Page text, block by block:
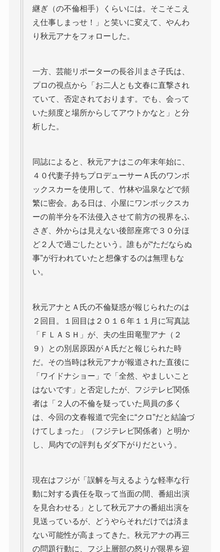
継ぎ（の不倫相手）くらいには。そこそこえ
え仕事しまっせ！」と笑いに変えて、やんわ
り秋元アナをフォローした。
一方、芸能リポーターの長谷川まさ子氏は、
プロの視点から「お二人とも文春に直撃され
ていて、否定されております。でも、会って
いた頻度と場所からしてアウトかなと」と分
析した。
同誌によると、秋元アナはこの年末年始に、
４０代妻子持ちプロデューサーＡ氏のワンボ
ックスカーを使用して、竹林や温泉などで頻
繁に密会。ある日は、小屋にワンボックスカ
ーの前半分を不法侵入させて前方の視界をふ
さぎ、外からは見えない後部座席で３０分ほ
ど２人で過ごしたという。誰もが“ただならぬ
事”が行われていたと想像するのは無理もな
い。
秋元アナとＡ氏の不倫疑惑が報じられたのは
２回目。１回目は２０１６年１１月に写真誌
「ＦＬＡＳＨ」が、夫の生田竜聖アナ（２
９）との別居原因がＡ氏だと報じられた時
だ。その当時は秋元アナが報道された直後に
「ワイドナショー」で「全然、やましいこと
はないです」と否定したが、フジテレビ関係
者は「２人の不倫を疑っていた局員の多く
は、今回の文春報道で完全に“クロ”だと結論づ
けてしまった」（フジテレビ関係者）と明か
し、局内での評判もダダ下がりだという。
現在はフジが「誤解を与えるような軽率な行
動に対する責任を取って当面の間、番組出演
を見合わせる」として秋元アナの番組出演を
見送っているが、どうやらそれだけでは済ま
ない可能性が高まってきた。秋元アナの再三
の問題行動に、フジ上層部の怒りが限界を迎